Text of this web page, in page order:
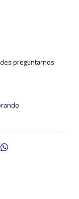
preguntarnos